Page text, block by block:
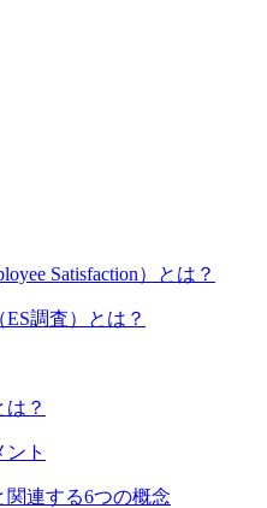
Satisfaction）とは？
調査）とは？
？
ント
連する6つの概念